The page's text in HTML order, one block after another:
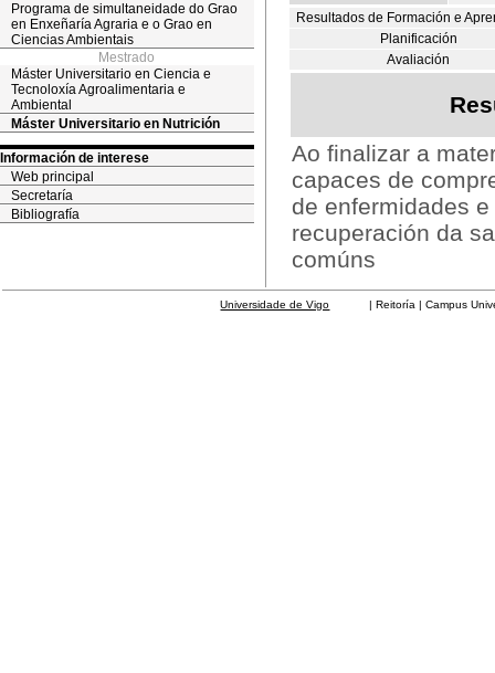
Programa de simultaneidade do Grao
en Enxeñaría Agraria e o Grao en
Ciencias Ambientais
Mestrado
Máster Universitario en Ciencia e
Tecnoloxía Agroalimentaria e
Ambiental
Máster Universitario en Nutrición
Información de interese
Web principal
Secretaría
Bibliografía
Resultados de Formación e
Planificación
Avaliación
Ao finalizar a
capaces de
de enfermidades
recuperación da
comúns
Universidade de Vigo | Reitoría | Campus